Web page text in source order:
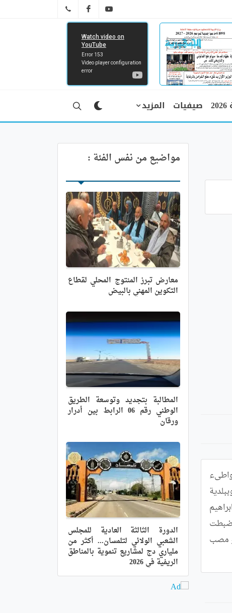
YT
FB
صيفيات المزيد
مواضيع من نفس الفئة :
معارض تبرز المنتوج المحلي لقطاع
التكوين المهني بالبيض
المطالبة بتجديد وتوسعة الطريق
الوطني رقم 06 الرابط بين أدرار
ورقان
الدورة الثالثة العادية للمجلس
الشعبي الولائي لتلمسان... أكثر من
ملياري دج لمشاريع تنموية بالمناطق
الريفية في 2026